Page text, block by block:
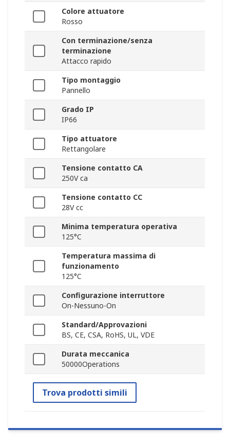
Colore attuatore
Rosso
Con terminazione/senza
terminazione
Attacco rapido
Tipo montaggio
Pannello
Grado IP
IP66
Tipo attuatore
Rettangolare
Tensione contatto CA
250V ca
Tensione contatto CC
28V cc
Minima temperatura operativa
125°C
Temperatura massima di
funzionamento
125°C
Configurazione interruttore
On-Nessuno-On
Standard/Approvazioni
BS, CE, CSA, RoHS, UL, VDE
Durata meccanica
50000Operations
Trova prodotti simili